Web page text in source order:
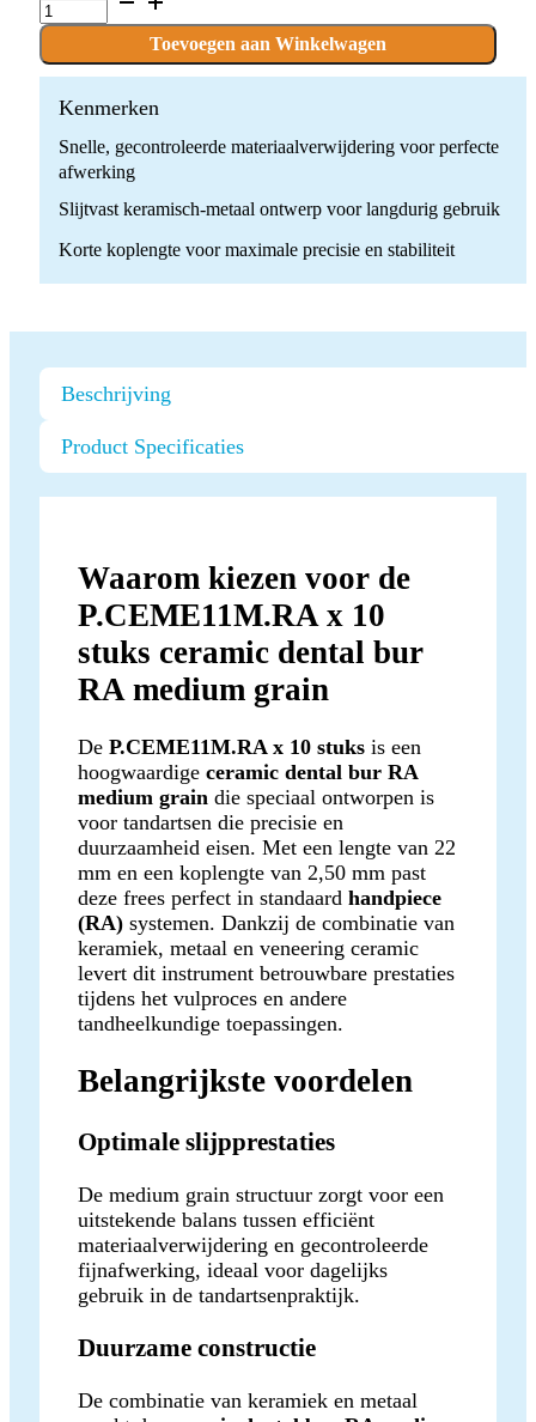
x
stuks
quantity
Toevoegen aan Winkelwagen
Kenmerken
Snelle, gecontroleerde materiaalverwijdering voor perfecte
afwerking
Slijtvast keramisch-metaal ontwerp voor langdurig gebruik
Korte koplengte voor maximale precisie en stabiliteit
Beschrijving
Product Specificaties
Waarom kiezen voor de
P.CEME11M.RA x 10
stuks ceramic dental bur
RA medium grain
De P.CEME11M.RA x 10 stuks is een
hoogwaardige ceramic dental bur RA
medium grain die speciaal ontworpen is
voor tandartsen die precisie en
duurzaamheid eisen. Met een lengte van 22
mm en een koplengte van 2,50 mm past
deze frees perfect in standaard handpiece
(RA) systemen. Dankzij de combinatie van
keramiek, metaal en veneering ceramic
levert dit instrument betrouwbare prestaties
tijdens het vulproces en andere
tandheelkundige toepassingen.
Belangrijkste voordelen
Optimale slijpprestaties
De medium grain structuur zorgt voor een
uitstekende balans tussen efficiënt
materiaalverwijdering en gecontroleerde
fijnafwerking, ideaal voor dagelijks
gebruik in de tandartsenpraktijk.
Duurzame constructie
De combinatie van keramiek en metaal